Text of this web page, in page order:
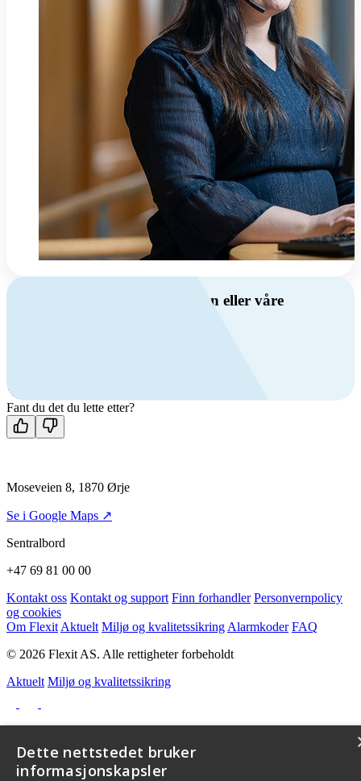
Har du spørsmål om ventilasjon eller våre
Kontakt oss
Fant du det du lette etter?
Moseveien 8, 1870 Ørje
Se i Google Maps ↗
Sentralbord
+47 69 81 00 00
Kontakt oss Kontakt og support Finn forhandler Personvernpolicy
og cookies
Om Flexit Aktuelt Miljø og kvalitetssikring Alarmkoder FAQ
© 2026 Flexit AS. Alle rettigheter forbeholdt
Aktuelt Miljø og kvalitetssikring
Dette nettstedet bruker
informasjonskapsler